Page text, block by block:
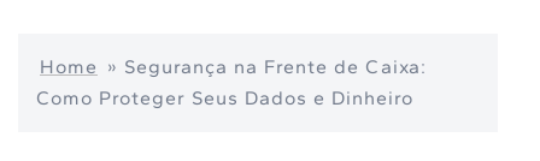
Home » Segurança na Frente de Caixa:
Como Proteger Seus Dados e Dinheiro